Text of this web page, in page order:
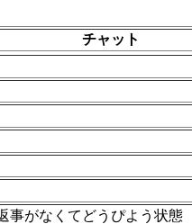
チャット
事がなくてどうぴよう状態